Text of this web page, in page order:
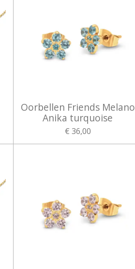
Oorbellen Friends Melano
Anika turquoise
€ 36,00